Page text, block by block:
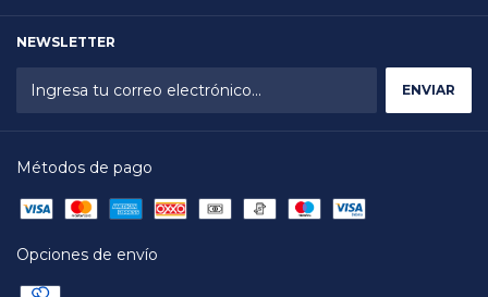
NEWSLETTER
Métodos de pago
Opciones de envío